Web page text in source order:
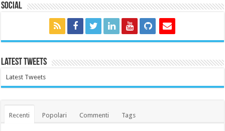
Social
Latest Tweets
Latest Tweets
Recenti Popolari Commenti Tags